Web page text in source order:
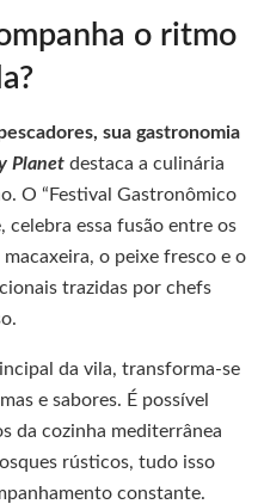
o ritmo
sua gastronomia
Planet destaca a culinária
O “Festival Gastronômico
celebra essa fusão entre os
o peixe fresco e o
trazidas por chefs
da vila, transforma-se
e sabores. É possível
da cozinha mediterrânea
rústicos, tudo isso
constante.